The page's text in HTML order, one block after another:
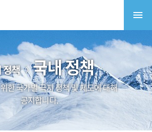
정책 국내 정책
한 국가별 극지 정책 및 제도에 대해
공지합니다.